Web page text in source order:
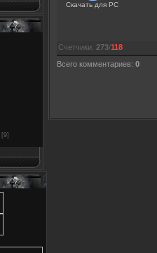
[9]
Скачать для PC
Счетчики: 273/118
Всего комментариев: 0